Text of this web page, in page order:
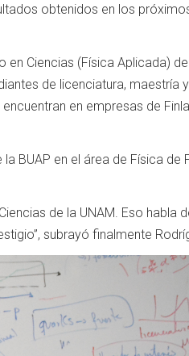
obtenidos en los
Ciencias (Física Aplicada)
de licenciatura,
en empresas de
BUAP en el área de Física de
de la UNAM. Eso habla
subrayó finalmente